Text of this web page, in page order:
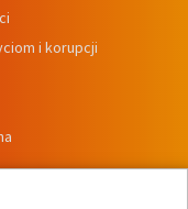
i korupcji